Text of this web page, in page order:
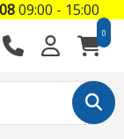
0
09:00 - 15:00